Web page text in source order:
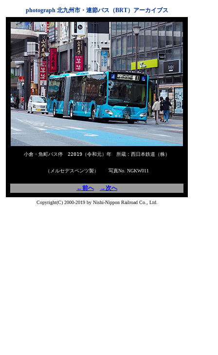
photograph 北九州市・連節バス（BRT）アーカイブス
小倉・魚町バス停 22019（令和元）年 所蔵：西日本鉄道（株）
（メルセデスベンツ製） 写真No. NGKW011
←前へ →次へ
Copyright(C) 2000-2019 by Nishi-Nippon Railroad Co., Ltd.